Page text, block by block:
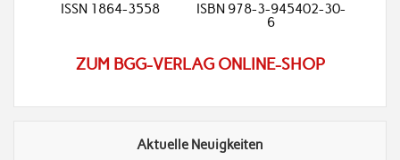
ISSN 1864-3558
ISBN 978-3-945402-30-
6
ZUM BGG-VERLAG ONLINE-SHOP
Aktuelle Neuigkeiten